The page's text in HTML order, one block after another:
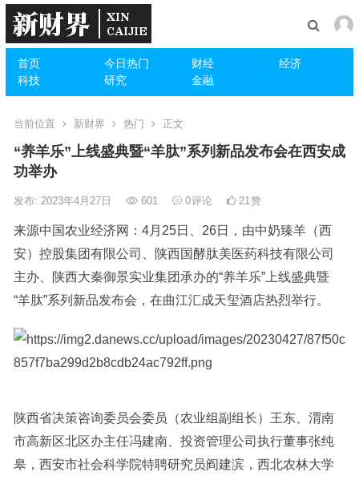
首页 今日热门 财经
经济
科技
研究 金融
当前位置 新财界 热门 正文
“养羊乐”上线盛典暨“羊肽”系列新品发布会在西安成
功举办
发布: 2023年4月27日 601 0评论 21赞
来源中国农业经济网：4月25日、26日，由中奶臻羊（西
安）控股集团有限公司、陕西国酵肽美医药科技有限公司
主办、陕西大秦御景实业集团承办的“养羊乐”上线盛典暨
“羊肽”系列新品发布会，在曲江汇成天玺酒店热烈举行。
陕西省决策咨询委员会委员（农业组副组长）王东、渭南
市高新区北区办主任冯建南、投资管理公司执行董事张纯
皋，西安市社会科学院特聘研究员阎建滨，西北农林大学